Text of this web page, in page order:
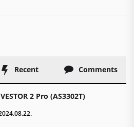
Recent Comments
2 Pro (AS3302T)